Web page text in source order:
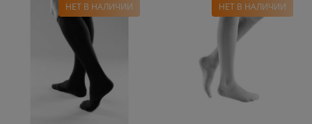
НЕТ В НАЛИЧИИ НЕТ В НАЛИЧИИ